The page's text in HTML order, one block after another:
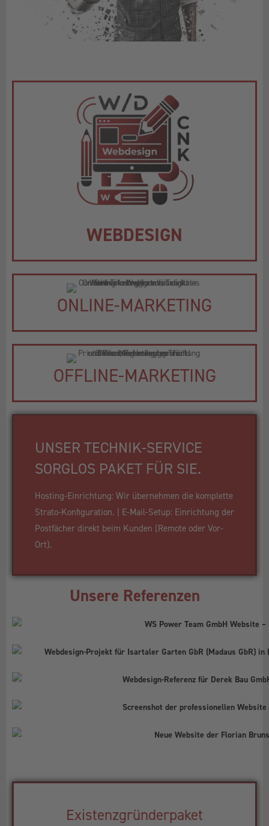
WEBDESIGN
ONLINE-MARKETING
OFFLINE-MARKETING
UNSER TECHNIK-SERVICE
SORGLOS PAKET FÜR SIE.
Hosting-Einrichtung: Wir übernehmen die komplette
Strato-Konfiguration. | E-Mail-Setup: Einrichtung der
Postfächer direkt beim Kunden (Remote oder Vor-
Ort).
Unsere Referenzen
Existenzgründerpaket